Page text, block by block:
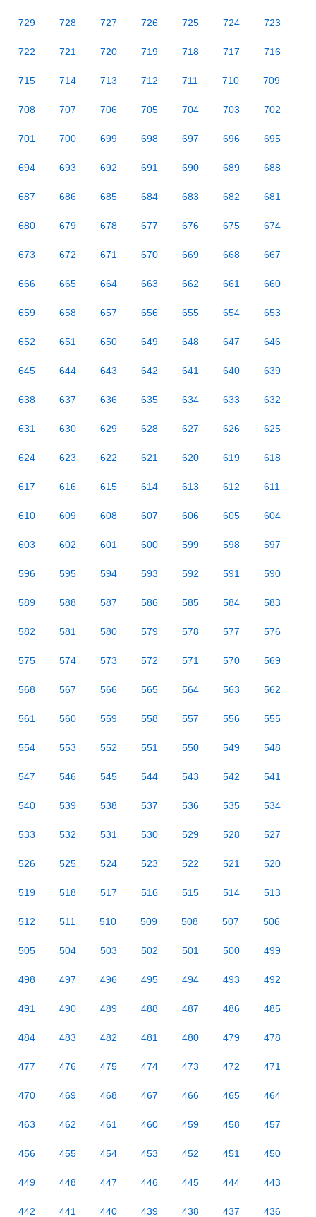
729 728 727 726 725 724 723
722 721 720 719 718 717 716
715 714 713 712 711 710 709
708 707 706 705 704 703 702
701 700 699 698 697 696 695
694 693 692 691 690 689 688
687 686 685 684 683 682 681
680 679 678 677 676 675 674
673 672 671 670 669 668 667
666 665 664 663 662 661 660
659 658 657 656 655 654 653
652 651 650 649 648 647 646
645 644 643 642 641 640 639
638 637 636 635 634 633 632
631 630 629 628 627 626 625
624 623 622 621 620 619 618
617 616 615 614 613 612 611
610 609 608 607 606 605 604
603 602 601 600 599 598 597
596 595 594 593 592 591 590
589 588 587 586 585 584 583
582 581 580 579 578 577 576
575 574 573 572 571 570 569
568 567 566 565 564 563 562
561 560 559 558 557 556 555
554 553 552 551 550 549 548
547 546 545 544 543 542 541
540 539 538 537 536 535 534
533 532 531 530 529 528 527
526 525 524 523 522 521 520
519 518 517 516 515 514 513
512 511 510 509 508 507 506
505 504 503 502 501 500 499
498 497 496 495 494 493 492
491 490 489 488 487 486 485
484 483 482 481 480 479 478
477 476 475 474 473 472 471
470 469 468 467 466 465 464
463 462 461 460 459 458 457
456 455 454 453 452 451 450
449 448 447 446 445 444 443
442 441 440 439 438 437 436